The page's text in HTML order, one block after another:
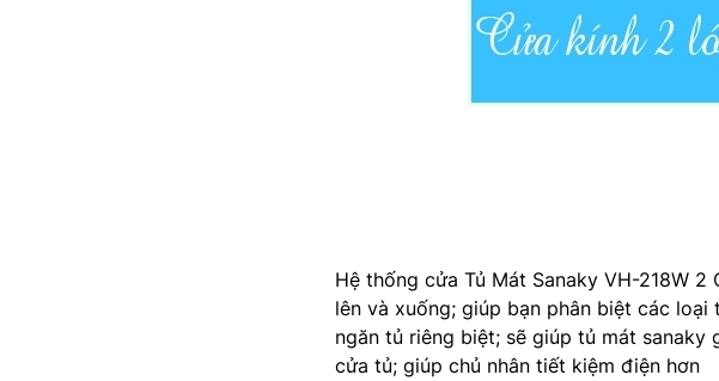
Hệ thống cửa Tủ Mát Sanaky VH-218W
lên và xuống; giúp bạn phân biệt các
ngăn tủ riêng biệt; sẽ giúp tủ mát
cửa tủ; giúp chủ nhân tiết kiệm điện hơn